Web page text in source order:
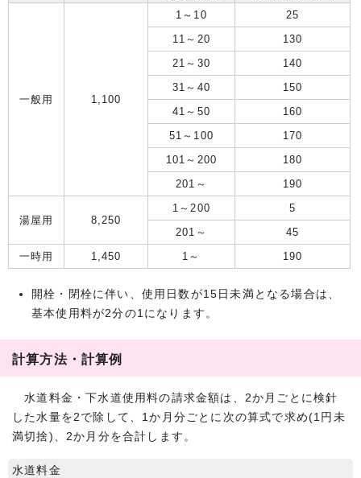
一般用 1,100
1～10
25
11～20
130
21～30
140
31～40
150
41～50
160
51～100
170
101～200
180
201～
190
湯屋用 8,250
1～200
5
201～
45
一時用
1,450 1～ 190
開栓・閉栓に伴い、使用日数が15日未満となる場合は、
基本使用料が2分の1になります。
計算方法・計算例
水道料金・下水道使用料の請求金額は、2か月ごとに検針
した水量を2で除して、1か月分ごとに次の算式で求め(1円未
満切捨)、2か月分を合計します。
水道料金